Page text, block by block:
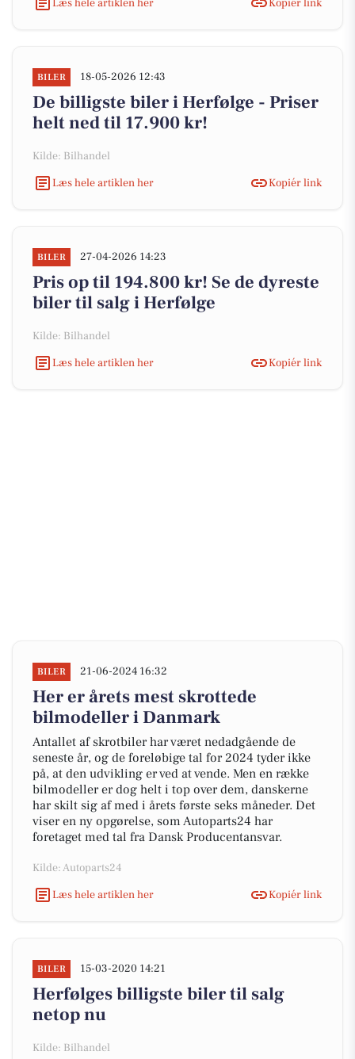
BILER 18-05-2026 12:43
De billigste biler i Herfølge - Priser
helt ned til 17.900 kr!
Kilde: Bilhandel
Læs hele artiklen her
Kopiér link
BILER 27-04-2026 14:23
Pris op til 194.800 kr! Se de dyreste
biler til salg i Herfølge
Kilde: Bilhandel
Læs hele artiklen her
Kopiér link
BILER 21-06-2024 16:32
Her er årets mest skrottede
bilmodeller i Danmark
Antallet af skrotbiler har været nedadgående de
seneste år, og de foreløbige tal for 2024 tyder ikke
på, at den udvikling er ved at vende. Men en række
bilmodeller er dog helt i top over dem, danskerne
har skilt sig af med i årets første seks måneder. Det
viser en ny opgørelse, som Autoparts24 har
foretaget med tal fra Dansk Producentansvar.
Kilde: Autoparts24
Læs hele artiklen her
Kopiér link
BILER 15-03-2020 14:21
Herfølges billigste biler til salg
netop nu
Kilde: Bilhandel